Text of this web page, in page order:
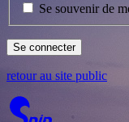
Se souvenir de
retour au site public